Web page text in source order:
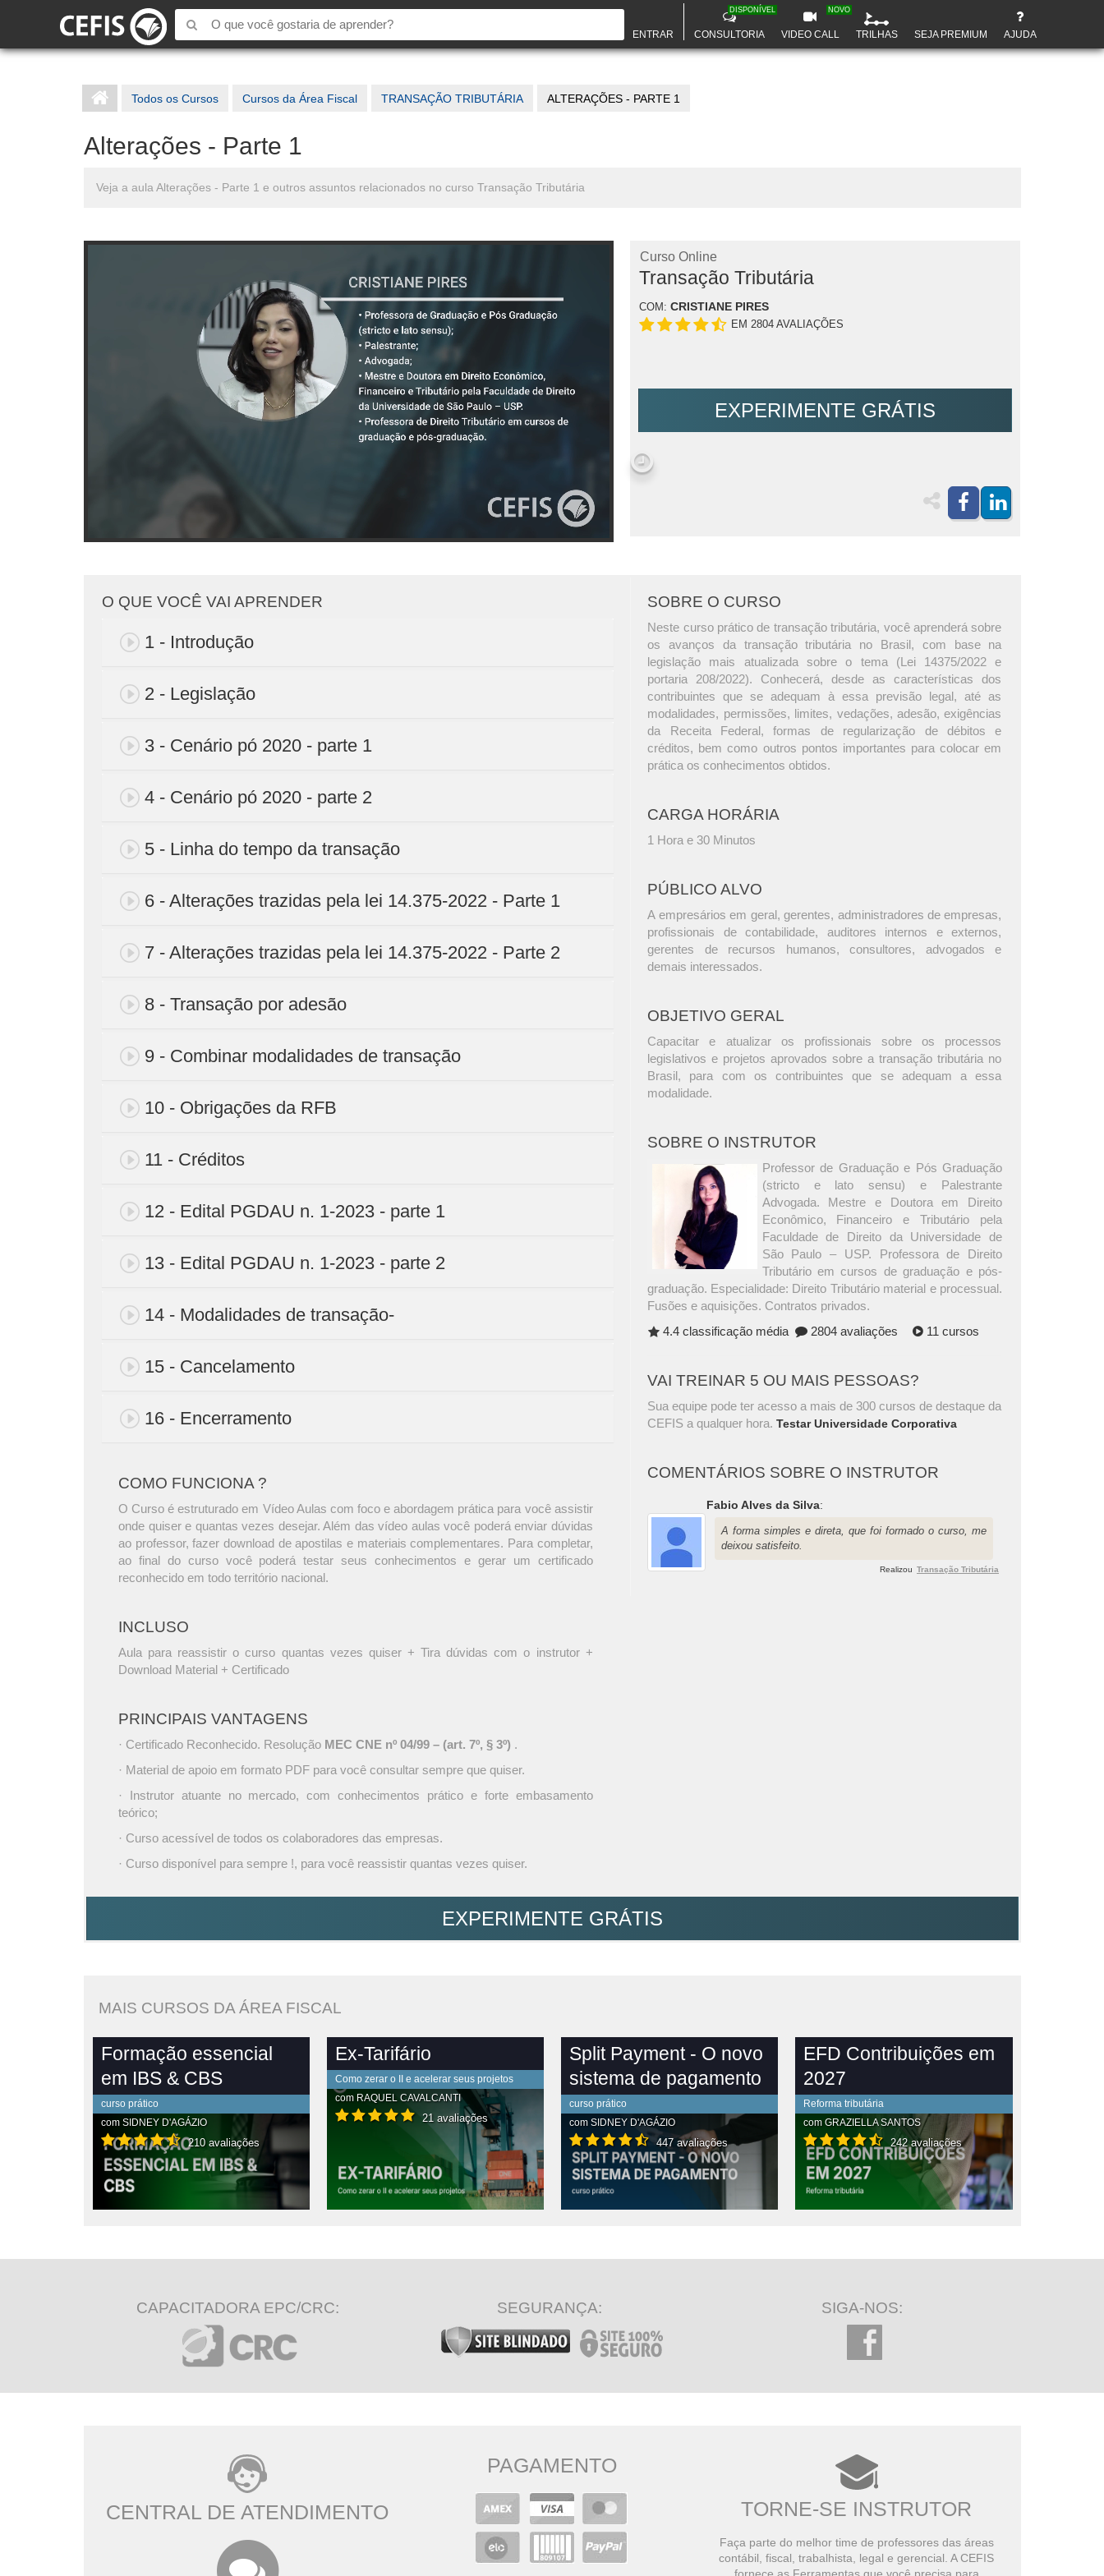
ENTRAR CONSULTORIA
DISPONÍVEL
VIDEO CALL
NOVO
TRILHAS SEJA PREMIUM AJUDA
Todos os Cursos Cursos da Área Fiscal TRANSAÇÃO TRIBUTÁRIA ALTERAÇÕES - PARTE 1
Alterações - Parte 1
Veja a aula Alterações - Parte 1 e outros assuntos relacionados no curso Transação Tributária
Curso Online
Transação Tributária
COM: CRISTIANE PIRES
EM 2804 AVALIAÇÕES
EXPERIMENTE GRÁTIS
O QUE VOCÊ VAI APRENDER
1 - Introdução
2 - Legislação
3 - Cenário pó 2020 - parte 1
4 - Cenário pó 2020 - parte 2
5 - Linha do tempo da transação
6 - Alterações trazidas pela lei 14.375-2022 - Parte 1
7 - Alterações trazidas pela lei 14.375-2022 - Parte 2
8 - Transação por adesão
9 - Combinar modalidades de transação
10 - Obrigações da RFB
11 - Créditos
12 - Edital PGDAU n. 1-2023 - parte 1
13 - Edital PGDAU n. 1-2023 - parte 2
14 - Modalidades de transação-
15 - Cancelamento
16 - Encerramento
COMO FUNCIONA ?
O Curso é estruturado em Vídeo Aulas com foco e abordagem prática para você assistir
onde quiser e quantas vezes desejar. Além das vídeo aulas você poderá enviar dúvidas
ao professor, fazer download de apostilas e materiais complementares. Para completar,
ao final do curso você poderá testar seus conhecimentos e gerar um certificado
reconhecido em todo território nacional.
INCLUSO
Aula para reassistir o curso quantas vezes quiser + Tira dúvidas com o instrutor +
Download Material + Certificado
PRINCIPAIS VANTAGENS
· Certificado Reconhecido. Resolução MEC CNE nº 04/99 – (art. 7º, § 3º) .
· Material de apoio em formato PDF para você consultar sempre que quiser.
· Instrutor atuante no mercado, com conhecimentos prático e forte embasamento
teórico;
· Curso acessível de todos os colaboradores das empresas.
· Curso disponível para sempre !, para você reassistir quantas vezes quiser.
SOBRE O CURSO
Neste curso prático de transação tributária, você aprenderá sobre
os avanços da transação tributária no Brasil, com base na
legislação mais atualizada sobre o tema (Lei 14375/2022 e
portaria 208/2022). Conhecerá, desde as características dos
contribuintes que se adequam à essa previsão legal, até as
modalidades, permissões, limites, vedações, adesão, exigências
da Receita Federal, formas de regularização de débitos e
créditos, bem como outros pontos importantes para colocar em
prática os conhecimentos obtidos.
CARGA HORÁRIA
1 Hora e 30 Minutos
PÚBLICO ALVO
A empresários em geral, gerentes, administradores de empresas,
profissionais de contabilidade, auditores internos e externos,
gerentes de recursos humanos, consultores, advogados e
demais interessados.
OBJETIVO GERAL
Capacitar e atualizar os profissionais sobre os processos
legislativos e projetos aprovados sobre a transação tributária no
Brasil, para com os contribuintes que se adequam a essa
modalidade.
SOBRE O INSTRUTOR
Professor de Graduação e Pós Graduação
(stricto e lato sensu) e Palestrante
Advogada. Mestre e Doutora em Direito
Econômico, Financeiro e Tributário pela
Faculdade de Direito da Universidade de
São Paulo – USP. Professora de Direito
Tributário em cursos de graduação e pós-
graduação. Especialidade: Direito Tributário material e processual.
Fusões e aquisições. Contratos privados.
4.4 classificação média
2804 avaliações 11 cursos
VAI TREINAR 5 OU MAIS PESSOAS?
Sua equipe pode ter acesso a mais de 300 cursos de destaque da
CEFIS a qualquer hora.Testar Universidade Corporativa
COMENTÁRIOS SOBRE O INSTRUTOR
Fabio Alves da Silva:
A forma simples e direta, que foi formado o curso, me
deixou satisfeito.
Realizou Transação Tributária
EXPERIMENTE GRÁTIS
MAIS CURSOS DA ÁREA FISCAL
Formação essencial
em IBS & CBS
curso prático
com SIDNEY D'AGÁZIO
210 avaliações
Ex-Tarifário
Como zerar o II e acelerar seus projetos
com RAQUEL CAVALCANTI
21 avaliações
VER CONTEÚDO COMPLETO
Split Payment - O novo
sistema de pagamento
curso prático
com SIDNEY D'AGÁZIO
447 avaliações
VER CONTEÚDO COMPLETO
EFD Contribuições em
2027
Reforma tributária
comGRAZIELLA SANTOS
242 avaliações
VER CONTEÚDO COMPLETO
CAPACITADORA EPC/CRC: SEGURANÇA: SIGA-NOS:
CENTRAL DE ATENDIMENTO
PAGAMENTO
TORNE-SE INSTRUTOR
Faça parte do melhor time de professores das áreas
contábil, fiscal, trabalhista, legal e gerencial. A CEFIS